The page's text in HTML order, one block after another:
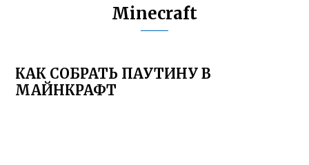
Minecraft
КАК СОБРАТЬ ПАУТИНУ В
МАЙНКРАФТ